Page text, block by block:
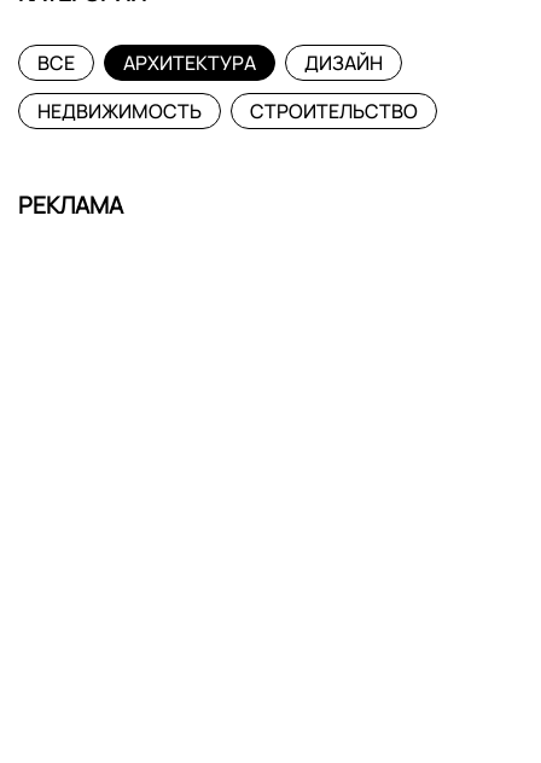
ВСЕ АРХИТЕКТУРА
ДИЗАЙН
НЕДВИЖИМОСТЬ
СТРОИТЕЛЬСТВО
РЕКЛАМА